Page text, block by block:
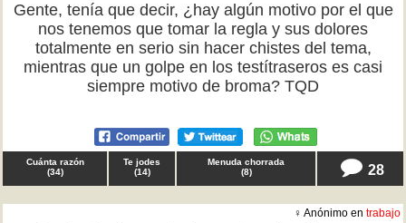
Gente, tenía que decir, ¿hay algún motivo por el que
nos tenemos que tomar la regla y sus dolores
totalmente en serio sin hacer chistes del tema,
mientras que un golpe en los testítraseros es casi
siempre motivo de broma? TQD
Cuánta razón
(34)
Te jodes
(14)
Menuda chorrada
(8) 28
♀ Anónimo en trabajo